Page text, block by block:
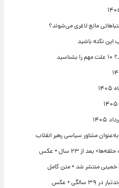
مانع لاغری می‌شوند؟
نکته باشید
مشاور سیاسی رهبر انقلاب
از ۲۳ سال + عکس
منتشر شد + متن کامل
+ عکس